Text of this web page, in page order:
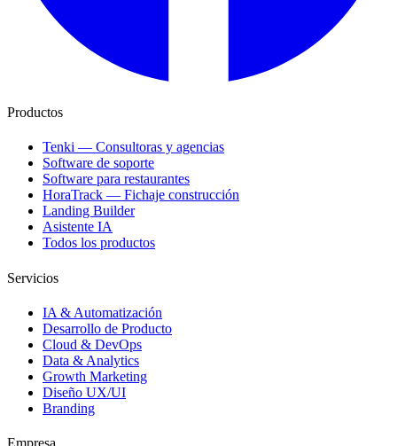
Productos
Tenki — Consultoras y agencias
Software de soporte
Software para restaurantes
HoraTrack — Fichaje construcción
Landing Builder
Asistente IA
Todos los productos
Servicios
IA & Automatización
Desarrollo de Producto
Cloud & DevOps
Data & Analytics
Growth Marketing
Diseño UX/UI
Branding